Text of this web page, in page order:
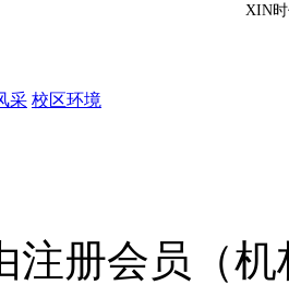
XIN
采 校区环境
注册会员（